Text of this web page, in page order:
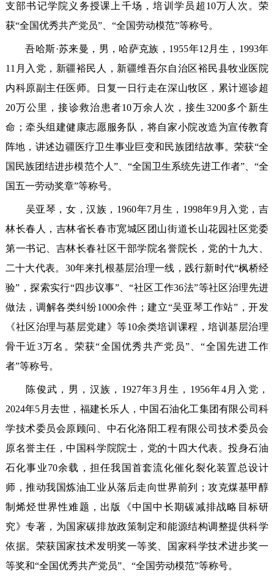
支部书记学院义务授课上千场，培训学员超10万人次。荣
获“全国优秀共产党员”、“全国劳动模范”等称号。
吾哈斯·苏来曼，男，哈萨克族，1955年12月生，1993年
11月入党，新疆裕民人，新疆维吾尔自治区裕民县牧业医院
内科原副主任医师。日复一日行走在深山牧区，累计巡诊超
20万公里，接诊救治患者10万余人次，接生3200多个新生
命；牵头组建健康志愿服务队，将自家小院改造为宣传教育
阵地，讲述边疆医疗卫生事业巨变和民族团结故事。荣获“全
国民族团结进步模范个人”、“全国卫生系统先进工作者”、“全
国五一劳动奖章”等称号。
吴亚琴，女，汉族，1960年7月生，1998年9月入党，吉
林长春人，吉林省长春市宽城区团山街道长山花园社区党委
第一书记、吉林长春社区干部学院名誉院长，党的十九大、
二十大代表。30年来扎根基层治理一线，践行新时代“枫桥经
验”，探索实行“四步议事”、“社区工作36法”等社区治理先进
做法，调解各类纠纷1000余件；建立“吴亚琴工作站”，开发
《社区治理与基层党建》等10余类培训课程，培训基层治理
骨干近3万名。荣获“全国优秀共产党员”、“全国先进工作
者”等称号。
陈俊武，男，汉族，1927年3月生，1956年4月入党，
2024年5月去世，福建长乐人，中国石油化工集团有限公司科
学技术委员会原顾问、中石化洛阳工程有限公司技术委员会
原名誉主任，中国科学院院士，党的十四大代表。投身石油
石化事业70余载，担任我国首套流化催化裂化装置总设计
师，推动我国炼油工业从落后走向世界前列；攻克煤基甲醇
制烯烃世界性难题，出版《中国中长期碳减排战略目标研
究》专著，为国家碳排放政策制定和能源结构调整提供科学
依据。荣获国家技术发明奖一等奖、国家科学技术进步奖一
等奖和“全国优秀共产党员”、“全国劳动模范”等称号。